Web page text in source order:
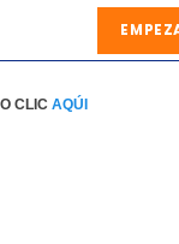
CLIC AQÚI